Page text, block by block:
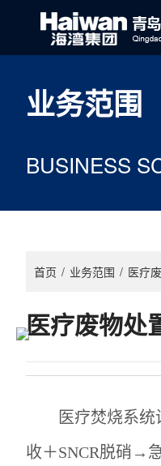
业务范围
BUSINESS
首页 / 业务范围 / 医疗
医疗废物处
医疗焚烧系
收＋SNCR脱硝→